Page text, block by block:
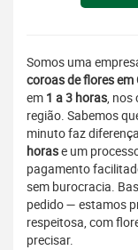
Somos uma
coroas de flores
em 1 a 3 horas, nos
região. Sabemos
minuto faz
horase um
pagamento
sem burocracia.
pedido — estamos
respeitosa, com
precisar.